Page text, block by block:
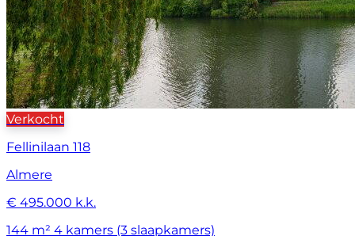
Verkocht
Fellinilaan 118
Almere
€ 495.000 k.k.
144 m² 4 kamers (3 slaapkamers)